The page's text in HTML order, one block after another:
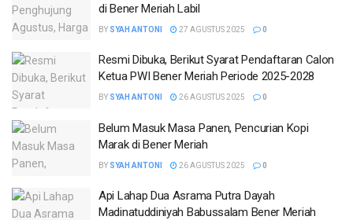
di Bener Meriah Labil
BY SYAH ANTONI 27 AGUSTUS 2025 0
Resmi Dibuka, Berikut Syarat Pendaftaran Calon
Ketua PWI Bener Meriah Periode 2025-2028
BY SYAH ANTONI 26 AGUSTUS 2025 0
Belum Masuk Masa Panen, Pencurian Kopi
Marak di Bener Meriah
BY SYAH ANTONI 26 AGUSTUS 2025 0
Api Lahap Dua Asrama Putra Dayah
Madinatuddiniyah Babussalam Bener Meriah